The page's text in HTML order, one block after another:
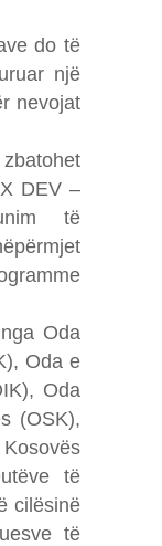
do të
një
nevojat
DEV –
të
Oda
Oda e
Oda
(OSK),
të
cilësinë
të